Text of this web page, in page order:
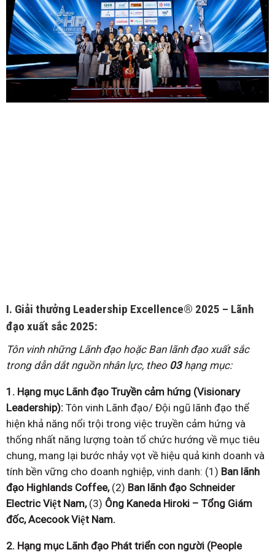
I. Giải thưởng Leadership Excellence® 2025 – Lãnh
đạo xuất sắc 2025:
Tôn vinh những Lãnh đạo hoặc Ban lãnh đạo xuất sắc
trong dẫn dắt nguồn nhân lực, theo 03hạng mục:
1. Hạng mục Lãnh đạo Truyền cảm hứng (Visionary
Leadership): Tôn vinh Lãnh đạo/ Đội ngũ lãnh đạo thể
hiện khả năng nổi trội trong việc truyền cảm hứng và
thống nhất năng lượng toàn tổ chức hướng về mục tiêu
chung, mang lại bước nhảy vọt về hiệu quả kinh doanh và
tính bền vững cho doanh nghiệp, vinh danh: (1) Ban lãnh
đạo Highlands Coffee, (2) Ban lãnh đạo Schneider
Electric Việt Nam, (3) Ông Kaneda Hiroki – Tổng Giám
đốc, Acecook Việt Nam.
2. Hạng mục Lãnh đạo Phát triển con người (People